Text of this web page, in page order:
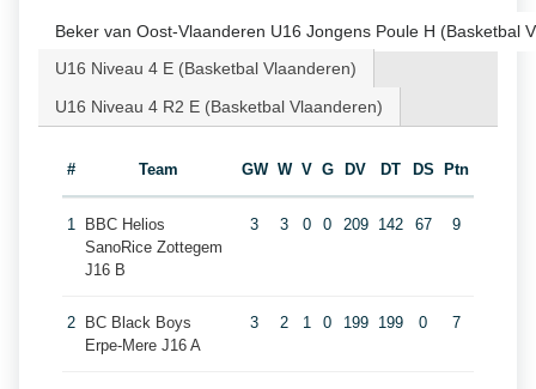
Beker van Oost-Vlaanderen U16 Jongens Poule H (Basketbal
U16 Niveau 4 E (Basketbal Vlaanderen)
U16 Niveau 4 R2 E (Basketbal Vlaanderen)
# Team GW W V G DV DT DS Ptn
1
BBC Helios
SanoRice Zottegem
J16 B
3 3 0 0 209 142 67 9
2
BC Black Boys
Erpe-Mere J16 A
3 2 1 0 199 199 0 7